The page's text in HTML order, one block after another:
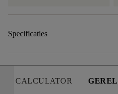
Specificaties
CALCULATOR